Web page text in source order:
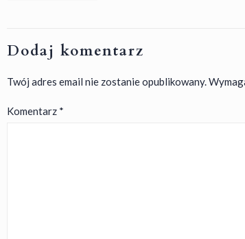
Dodaj komentarz
Twój adres email nie zostanie opublikowany.
Komentarz *